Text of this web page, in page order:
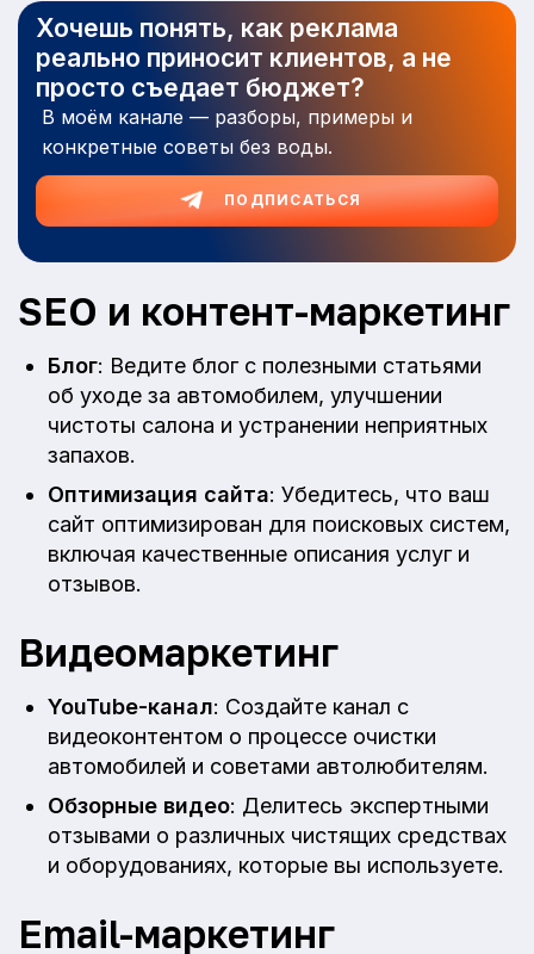
Хочешь понять, как реклама
реально приносит клиентов, а не
просто съедает бюджет?
В моём канале — разборы, примеры и
конкретные советы без воды.
ПОДПИСАТЬСЯ
SEO и контент-маркетинг
Блог: Ведите блог с полезными статьями
об уходе за автомобилем, улучшении
чистоты салона и устранении неприятных
запахов.
Оптимизация сайта: Убедитесь, что ваш
сайт оптимизирован для поисковых систем,
включая качественные описания услуг и
отзывов.
Видеомаркетинг
YouTube-канал: Создайте канал с
видеоконтентом о процессе очистки
автомобилей и советами автолюбителям.
Обзорные видео: Делитесь экспертными
отзывами о различных чистящих средствах
и оборудованиях, которые вы используете.
Email-маркетинг